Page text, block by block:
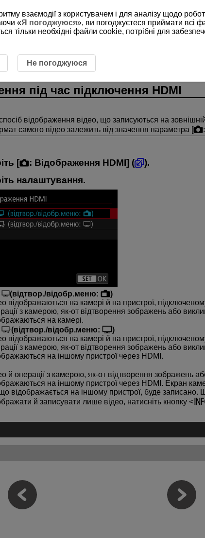
під час підключення HDMI
відображення відео, що записуються на
самого відео залежить від значення параметра [
:
[ : Відображення HDMI] (
).
налаштування.
(відтвор./відобр.меню:
)
відображаються на камері й на пристрої,
з камерою, як-от відтворення зображень або
на камері.
(відтвор./відобр.меню:
)
відображаються на камері й на пристрої,
з камерою, як-от відтворення зображень або
на іншому пристрої через HDMI.
й операції з камерою, як-от відтворення зображень
на іншому пристрої через HDMI. Екран
відображається на іншому пристрої, буде записано.
й записувати лише відео, натисніть кнопку
взаємодії з користувачем і для аналізу щодо
«Я погоджуюся», ви погоджуєтеся приймати всі
тільки необхідні файли cookie, потрібні для
Не погоджуюся